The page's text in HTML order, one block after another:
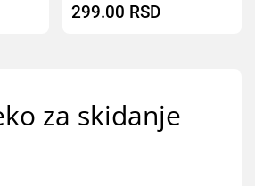
299.00 RSD
za skidanje